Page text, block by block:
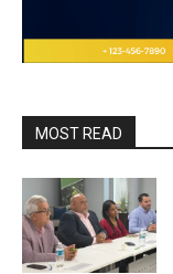
MOST READ